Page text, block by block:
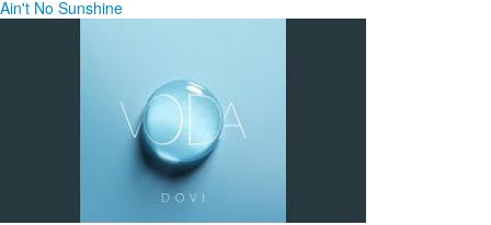
Ain't No Sunshine